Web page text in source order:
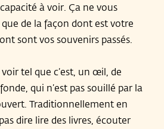
à voir. Ça ne vous
de la façon dont est votre
sont vos souvenirs passés.
tel que c’est, un œil, de
qui n’est pas souillé par la
Traditionnellement en
dire lire des livres, écouter